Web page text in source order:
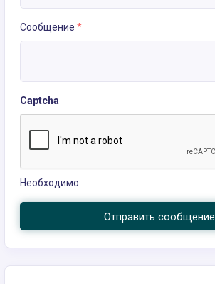
Сообщение *
Captcha
Необходимо
Отправить сообщение